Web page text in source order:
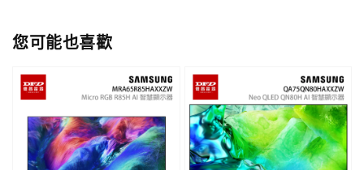
您可能也喜歡